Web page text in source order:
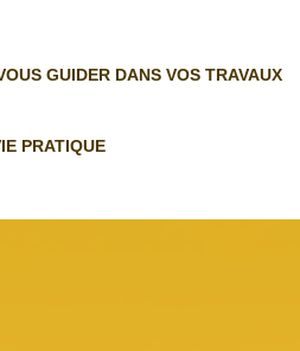
GUIDER DANS VOS TRAVAUX
PRATIQUE